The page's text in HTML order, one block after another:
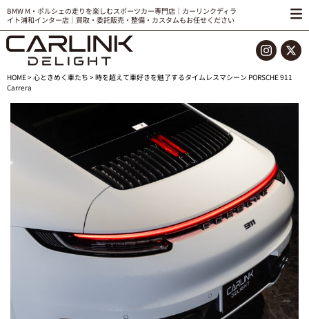
BMW M・ポルシェの走りを楽しむスポーツカー専門店｜カーリンクディラ
イト浦和インター店｜買取・委託販売・整備・カスタムもお任せください
HOME>心ときめく車たち > 時を超えて車好きを魅了するタイムレスマシーン PORSCHE 911
Carrera